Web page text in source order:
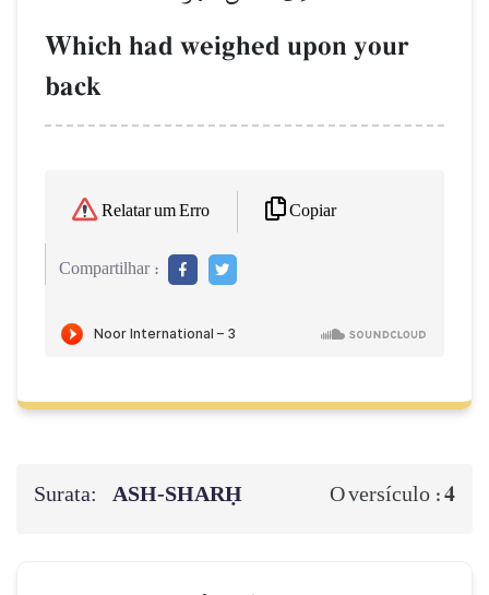
Which had weighed upon your
back
Relatar um Erro Copiar
Compartilhar :
Surata: ASH-SHARḤ O versículo :4